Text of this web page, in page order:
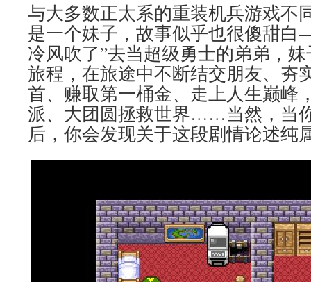
与大多数正太系的重装机兵游戏不
是一个妹子，故事似乎也很傻甜
冷风吹了”去当超级勇士的弟弟，
旅程，在旅途中不断结交朋友、夯
首、赚取第一桶金、走上人生巅峰
派、大团圆拯救世界……当然，当
后，你会发现关于这段剧情论述纯